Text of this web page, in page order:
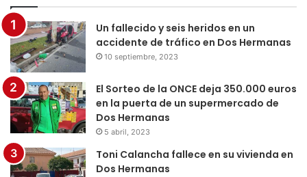
Un fallecido y seis heridos en un
accidente de tráfico en Dos Hermanas
10 septiembre, 2023
El Sorteo de la ONCE deja 350.000 euros
en la puerta de un supermercado de
Dos Hermanas
5 abril, 2023
Toni Calancha fallece en su vivienda en
Dos Hermanas